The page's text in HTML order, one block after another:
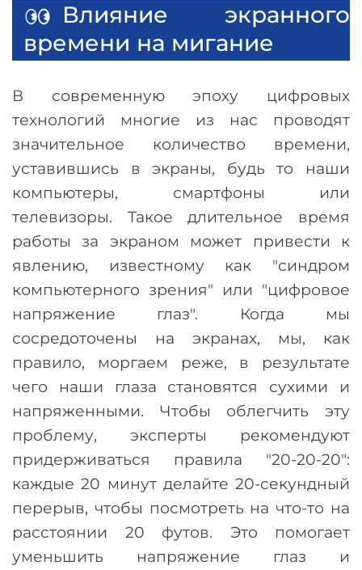
Влияние экранного
времени на мигание
В современную эпоху цифровых
технологий многие из нас проводят
значительное количество времени,
уставившись в экраны, будь то наши
компьютеры, смартфоны или
телевизоры. Такое длительное время
работы за экраном может привести к
явлению, известному как "синдром
компьютерного зрения" или "цифровое
напряжение глаз". Когда мы
сосредоточены на экранах, мы, как
правило, моргаем реже, в результате
чего наши глаза становятся сухими и
напряженными. Чтобы облегчить эту
проблему, эксперты рекомендуют
придерживаться правила "20-20-20":
каждые 20 минут делайте 20-секундный
перерыв, чтобы посмотреть на что-то на
расстоянии 20 футов. Это помогает
уменьшить напряжение глаз и